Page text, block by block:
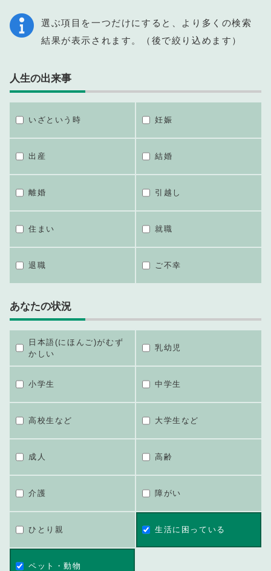
選ぶ項目を一つだけにすると、より多くの検索
結果が表示されます。（後で絞り込めます）
人生の出来事
いざという時 妊娠
出産 結婚
離婚 引越し
住まい 就職
退職 ご不幸
あなたの状況
日本語(にほんご)がむず
かしい
乳幼児
小学生 中学生
高校生など 大学生など
成人 高齢
介護 障がい
ひとり親 生活に困っている
ペット・動物